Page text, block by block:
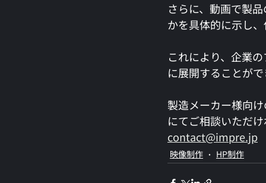
さらに、動画で製
かを具体的に示し
これにより、企業
に展開することが
製造メーカー様向
にてご相談いただ
contact@impre.jp
映像制作 HP制作